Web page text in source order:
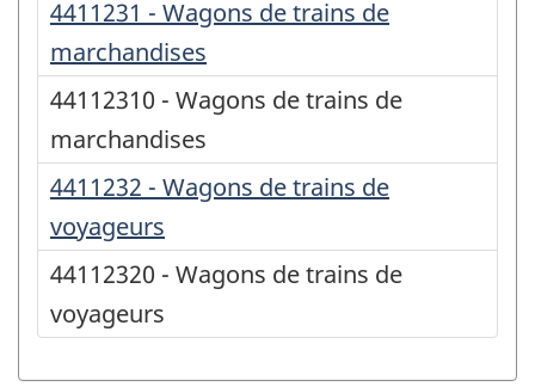
4411231 - Wagons de trains de
marchandises
44112310 - Wagons de trains de
marchandises
4411232 - Wagons de trains de
voyageurs
44112320 - Wagons de trains de
voyageurs